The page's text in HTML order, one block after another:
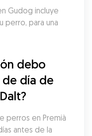
Gudog incluye
perro, para una
debo
de día de
perros en Premià
antes de la